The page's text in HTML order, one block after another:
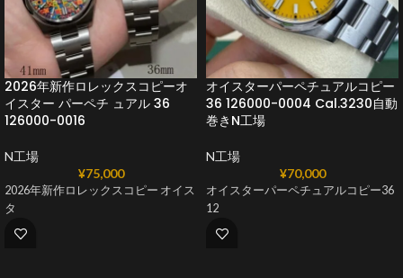
2026年新作ロレックスコピーオ
イスター パーペチ ュアル 36
126000-0016
N工場
¥75,000
2026年新作ロレックスコピー オイス
タ
オイスターパーペチュアルコピー
36 126000-0004 Cal.3230自動
巻きN工場
N工場
¥70,000
オイスターパーペチュアルコピー36
12